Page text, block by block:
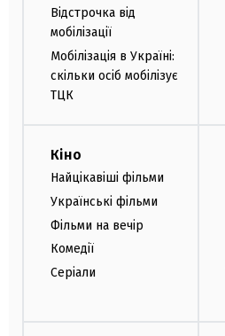
Відстрочка від
мобілізації
Мобілізація в Україні:
скільки осіб мобілізує
ТЦК
Кіно
Найцікавіші фільми
Українські фільми
Фільми на вечір
Комедії
Серіали